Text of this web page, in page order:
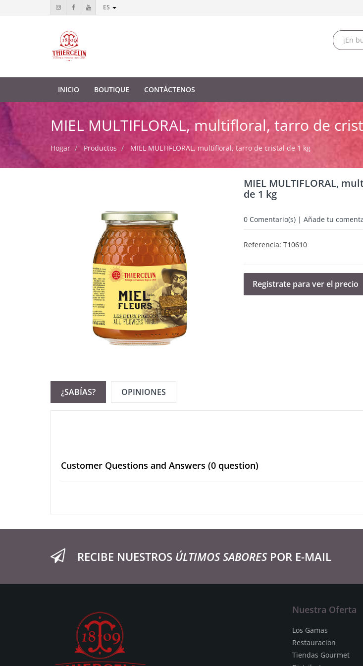
ES
INICIO BOUTIQUE CONTÁCTENOS
MIEL MULTIFLORAL, multifloral, tarro de
Hogar Productos MIEL MULTIFLORAL, multifloral, tarro de cristal de 1 kg
MIEL MULTIFLORAL,
de 1 kg
0 Comentario(s) | Añade tu
Referencia: T10610
Registrate para ver el precio
¿SABÍAS? OPINIONES
Customer Questions and Answers (0 question)
RECIBE NUESTROS ÚLTIMOS SABORESPOR E-MAIL
Nuestra Oferta
Los Gamas
Restauracion
Tiendas Gourmet